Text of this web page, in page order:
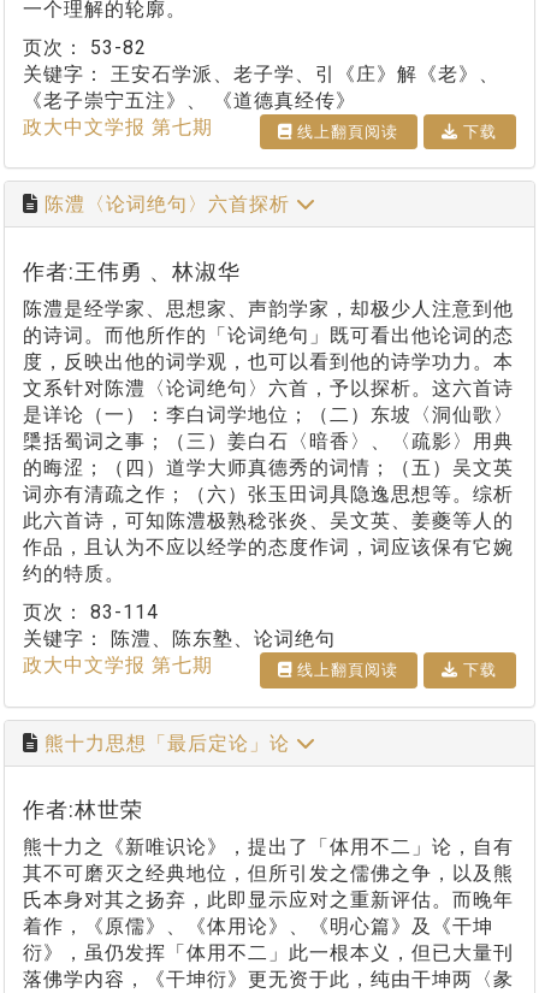
一个理解的轮廓。
页次： 53-82
关键字： 王安石学派、老子学、引《庄》解《老》、
《老子崇宁五注》、 《道德真经传》
政大中文学报 第七期
线上翻⾴阅读 下载
陈澧〈论词绝句〉六首探析
作者:王伟勇 、林淑华
陈澧是经学家、思想家、声韵学家，却极少人注意到他
的诗词。而他所作的「论词绝句」既可看出他论词的态
度，反映出他的词学观，也可以看到他的诗学功力。本
文系针对陈澧〈论词绝句〉六首，予以探析。这六首诗
是详论（一）：李白词学地位；（二）东坡〈洞仙歌〉
檃括蜀词之事；（三）姜白石〈暗香〉、〈疏影〉用典
的晦涩；（四）道学大师真德秀的词情；（五）吴文英
词亦有清疏之作；（六）张玉田词具隐逸思想等。综析
此六首诗，可知陈澧极熟稔张炎、吴文英、姜夔等人的
作品，且认为不应以经学的态度作词，词应该保有它婉
约的特质。
页次： 83-114
关键字： 陈澧、陈东塾、论词绝句
政大中文学报 第七期
线上翻⾴阅读 下载
熊十力思想「最后定论」论
作者:林世荣
熊十力之《新唯识论》，提出了「体用不二」论，自有
其不可磨灭之经典地位，但所引发之儒佛之争，以及熊
氏本身对其之扬弃，此即显示应对之重新评估。而晚年
着作，《原儒》、《体用论》、《明心篇》及《干坤
衍》，虽仍发挥「体用不二」此一根本义，但已大量刊
落佛学内容，《干坤衍》更无资于此，纯由干坤两〈彖